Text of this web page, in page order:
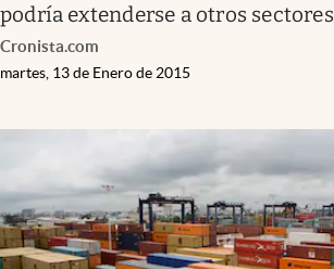
podría extenderse a otros sectores
Cronista.com
martes, 13 de Enero de 2015